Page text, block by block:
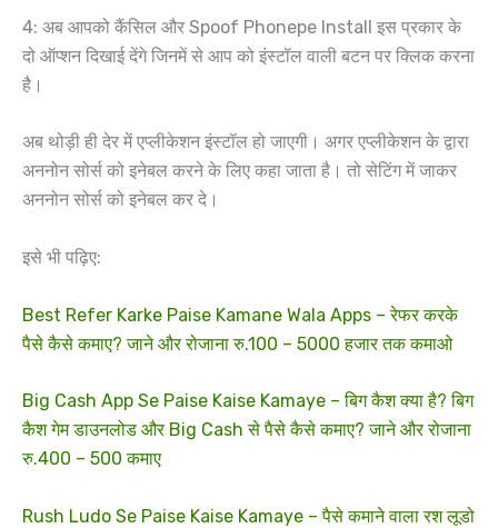
4: अब आपको कैंसिल और Spoof Phonepe Install इस प्रकार के
दो ऑप्शन दिखाई देंगे जिनमें से आप को इंस्टॉल वाली बटन पर क्लिक करना
है।
अब थोड़ी ही देर में एप्लीकेशन इंस्टॉल हो जाएगी। अगर एप्लीकेशन के द्वारा
अननोन सोर्स को इनेबल करने के लिए कहा जाता है। तो सेटिंग में जाकर
अननोन सोर्स को इनेबल कर दे।
इसे भी पढ़िए:
Best Refer Karke Paise Kamane Wala Apps – रेफर करके
पैसे कैसे कमाए? जाने और रोजाना रु.100 – 5000 हजार तक कमाओ
Big Cash App Se Paise Kaise Kamaye – बिग कैश क्या है? बिग
कैश गेम डाउनलोड और Big Cash से पैसे कैसे कमाए? जाने और रोजाना
रु.400 – 500 कमाए
Rush Ludo Se Paise Kaise Kamaye – पैसे कमाने वाला रश लूडो